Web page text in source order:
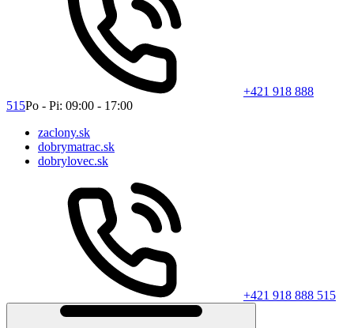
+421 918 888
515Po - Pi: 09:00 - 17:00
zaclony.sk
dobrymatrac.sk
dobrylovec.sk
+421 918 888 515